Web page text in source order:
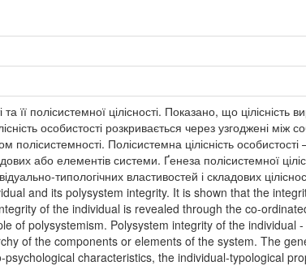
її полісистемної цілісності. Показано, що цілісність
особистості розкривається через узгоджені між
Полісистемна цілісність особистості
або елементів системи. Ґенеза полісистемної
типологічних властивостей і складових
and its polysystem integrity. It is shown that the
of the individual is revealed through the co-
of polysystemism. Polysystem integrity of the individual
of the components or elements of the system. The
characteristics, the individual-typological